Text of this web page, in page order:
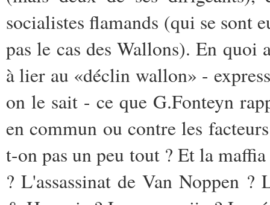
socialistes flamands (qui se sont
pas le cas des Wallons). En
à lier au «déclin wallon» -
on le sait - ce que G.Fonteyn
en commun ou contre les
t-on pas un peu tout ? Et la
? L'assassinat de Van Noppen ?